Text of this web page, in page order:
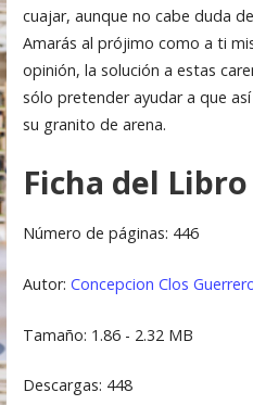
cuajar, aunque no cabe duda
Amarás al prójimo como a ti
opinión, la solución a estas
sólo pretender ayudar a que
su granito de arena.
Ficha del Libro
Número de páginas: 446
Autor: Concepcion Clos
Tamaño: 1.86 - 2.32 MB
Descargas: 448